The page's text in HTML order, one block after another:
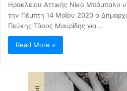
Ηρακλείου Αττικής Νίκο Μπάμπαλο
την Πέμπτη 14 Μαΐου 2020 ο
Πεύκης Τάσος Μαυρίδης για…
Read More »